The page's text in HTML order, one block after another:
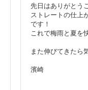
先日はありがとう
ストレートの仕上
です！
これで梅雨と夏を
また伸びてきたら
濱崎